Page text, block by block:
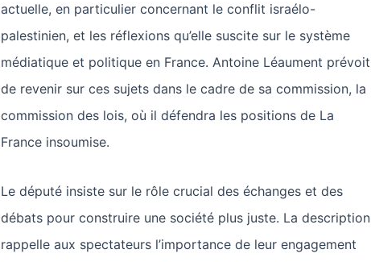
actuelle, en particulier concernant le conflit israélo-
palestinien, et les réflexions qu’elle suscite sur le système
médiatique et politique en France. Antoine Léaument prévoit
de revenir sur ces sujets dans le cadre de sa commission, la
commission des lois, où il défendra les positions de La
France insoumise.
Le député insiste sur le rôle crucial des échanges et des
débats pour construire une société plus juste. La description
rappelle aux spectateurs l’importance de leur engagement